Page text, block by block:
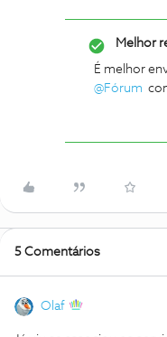
Melhor
É melhor
@Fórum
5 Comentários
Olaf